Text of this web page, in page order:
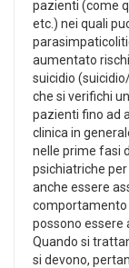
pazienti (come
etc.) nei quali
aumentato
suicidio
che si verifichi
pazienti fino ad
clinica in
nelle prime fasi
psichiatriche
anche essere
comportamento
possono essere
Quando si
si devono,